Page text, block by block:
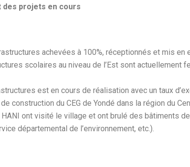
des projets en cours
achevées à 100%, réceptionnés et mis en
scolaires au niveau de l’Est sont actuellement
est en cours de réalisation avec un taux
construction du CEG de Yondé dans la région du
HANI ont visité le village et ont brulé des bâtiments
départemental de l’environnement, etc.).